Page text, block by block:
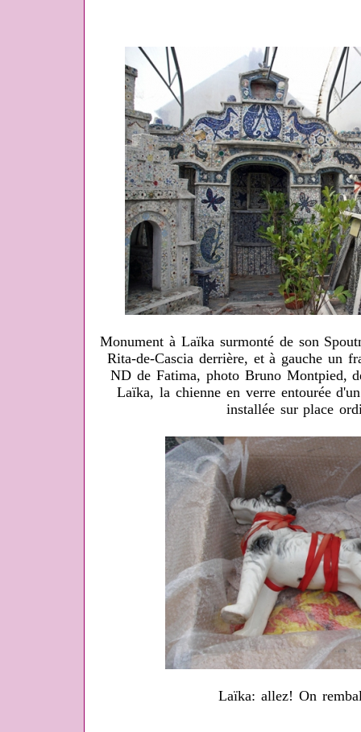
Monument à Laïka surmonté de son
Rita-de-Cascia derrière, et à gauche un
ND de Fatima, photo Bruno Montpied,
Laïka, la chienne en verre entourée
installée sur place
Laïka: allez! On